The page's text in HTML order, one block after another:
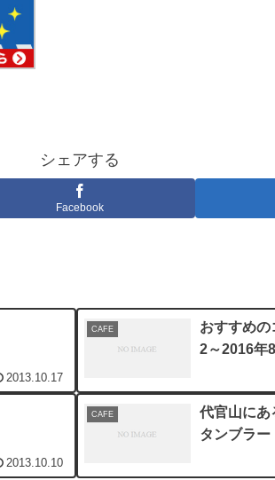
シェアする
Facebook
2013.10.17
CAFE
おすすめ
2～2016年
2013.10.10
CAFE
代官山に
タンブラー